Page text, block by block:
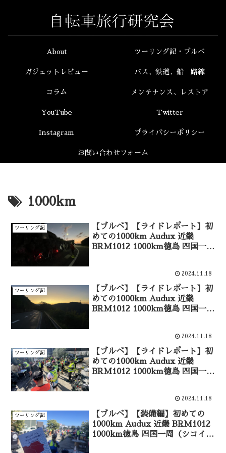
About ツーリング記・ブルベ
ガジェットレビュー バス、鉄道、船 路線
コラム メンテナンス、レストア
YouTube Twitter
Instagram プライバシーポリシー
お問い合わせフォーム
1000km
ツーリング記
【ブルベ】【ライドレポート】初
めての1000km Audux 近畿
BRM1012 1000km徳島 四国一周
2024.11.18
ツーリング記
【ブルベ】【ライドレポート】初
めての1000km Audux 近畿
BRM1012 1000km徳島 四国一周
2024.11.18
ツーリング記
【ブルベ】【ライドレポート】初
めての1000km Audux 近畿
BRM1012 1000km徳島 四国一周
2024.11.18
ツーリング記
【ブルベ】【装備編】初めての
1000km Audux 近畿 BRM1012
1000km徳島 四国一周（シコイ